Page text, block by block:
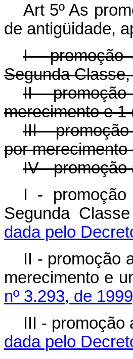
Art 5º As
de antigüidade,
I - promoção
Segunda
II - promoção
merecimento e 1
III -
por
IV - promoção
I -
Segunda
dada pelo
II - promoção
merecimento e
nº 3.293, de
III - promoção
dada pelo